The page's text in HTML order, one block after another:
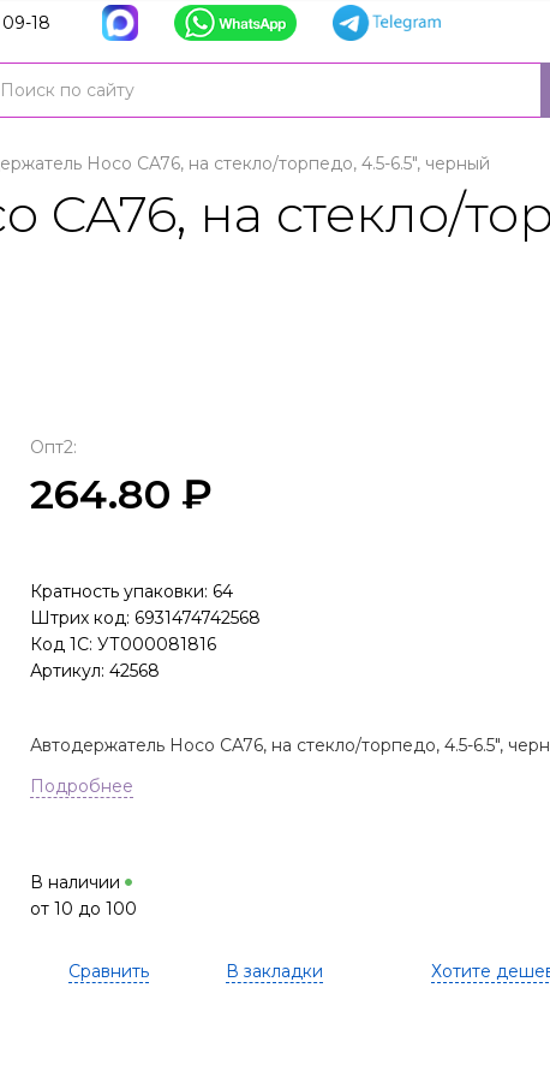
18
Hoco CA76, на стекло/торпедо, 4.5-6.5", черный
CA76, на стекло/
Опт2:
264.80 ₽
Кратность упаковки: 64
Штрих код: 6931474742568
Код 1С: УТ000081816
Артикул: 42568
Автодержатель Hoco CA76, на стекло/торпедо, 4.5-6.5",
Подробнее
В наличии
от 10 до 100
Сравнить В закладки Хотите